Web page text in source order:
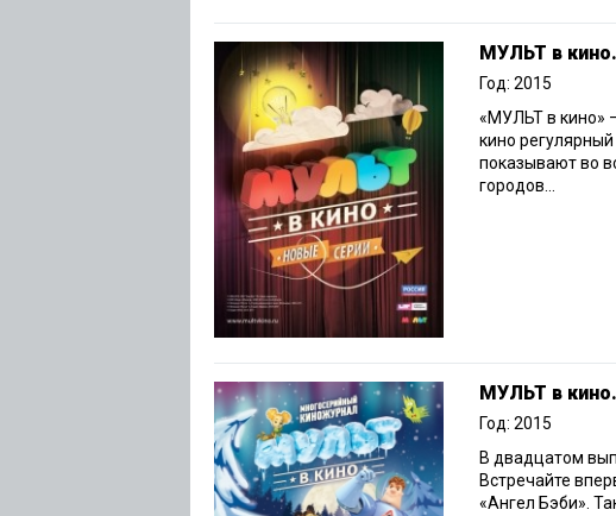
МУЛЬТ в
Год: 2015
«МУЛЬТ в кино»
кино
показывают во
городов...
МУЛЬТ в
Год: 2015
В двадцатом
Встречайте
«Ангел Бэби».